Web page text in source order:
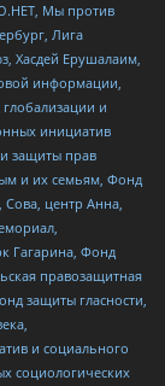
Мы против
Лига
Хасдей Ерушалаим,
информации,
и
инициатив
защиты прав
и их семьям, Фонд
Сова, центр Анна,
Гагарина, Фонд
правозащитная
защиты гласности,
и социального
социологических